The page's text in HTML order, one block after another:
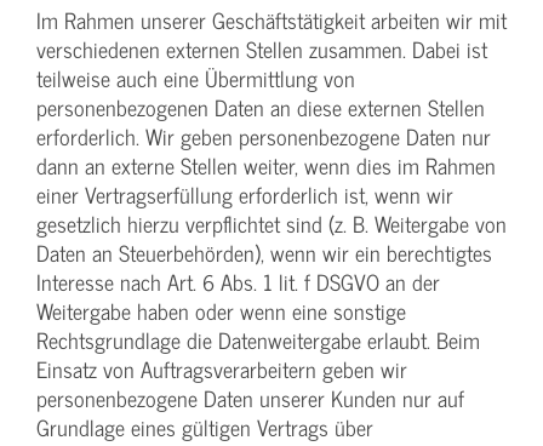
Im Rahmen unserer Geschäftstätigkeit arbeiten wir mit
verschiedenen externen Stellen zusammen. Dabei ist
teilweise auch eine Übermittlung von
personenbezogenen Daten an diese externen Stellen
erforderlich. Wir geben personenbezogene Daten nur
dann an externe Stellen weiter, wenn dies im Rahmen
einer Vertragserfüllung erforderlich ist, wenn wir
gesetzlich hierzu verpflichtet sind (z. B. Weitergabe von
Daten an Steuerbehörden), wenn wir ein berechtigtes
Interesse nach Art. 6 Abs. 1 lit. f DSGVO an der
Weitergabe haben oder wenn eine sonstige
Rechtsgrundlage die Datenweitergabe erlaubt. Beim
Einsatz von Auftragsverarbeitern geben wir
personenbezogene Daten unserer Kunden nur auf
Grundlage eines gültigen Vertrags über